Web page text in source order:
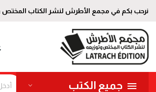
نرحب بكم في مجمع الأطرش لنشر الكتاب المختص
جميع الكتب